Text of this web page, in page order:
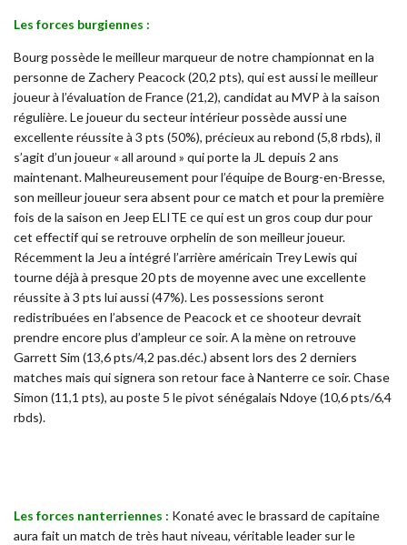
Les forces burgiennes :
Bourg possède le meilleur marqueur de notre championnat en la
personne de Zachery Peacock (20,2 pts), qui est aussi le meilleur
joueur à l’évaluation de France (21,2), candidat au MVP à la saison
régulière. Le joueur du secteur intérieur possède aussi une
excellente réussite à 3 pts (50%), précieux au rebond (5,8 rbds), il
s’agit d’un joueur « all around » qui porte la JL depuis 2 ans
maintenant. Malheureusement pour l’équipe de Bourg-en-Bresse,
son meilleur joueur sera absent pour ce match et pour la première
fois de la saison en Jeep ELITE ce qui est un gros coup dur pour
cet effectif qui se retrouve orphelin de son meilleur joueur.
Récemment la Jeu a intégré l’arrière américain Trey Lewis qui
tourne déjà à presque 20 pts de moyenne avec une excellente
réussite à 3 pts lui aussi (47%). Les possessions seront
redistribuées en l’absence de Peacock et ce shooteur devrait
prendre encore plus d’ampleur ce soir. A la mène on retrouve
Garrett Sim (13,6 pts/4,2 pas.déc.) absent lors des 2 derniers
matches mais qui signera son retour face à Nanterre ce soir. Chase
Simon (11,1 pts), au poste 5 le pivot sénégalais Ndoye (10,6 pts/6,4
rbds).
Les forces nanterriennes : Konaté avec le brassard de capitaine
aura fait un match de très haut niveau, véritable leader sur le